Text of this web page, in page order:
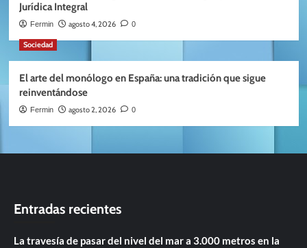
Jurídica Integral
Fermin agosto 4, 2026 0
Sociedad
El arte del monólogo en España: una tradición que sigue
reinventándose
Fermin agosto 2, 2026 0
Entradas recientes
La travesía de pasar del nivel del mar a 3.000 metros en la